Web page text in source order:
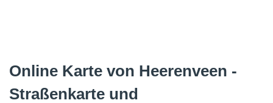
Online Karte von Heerenveen -
Straßenkarte und